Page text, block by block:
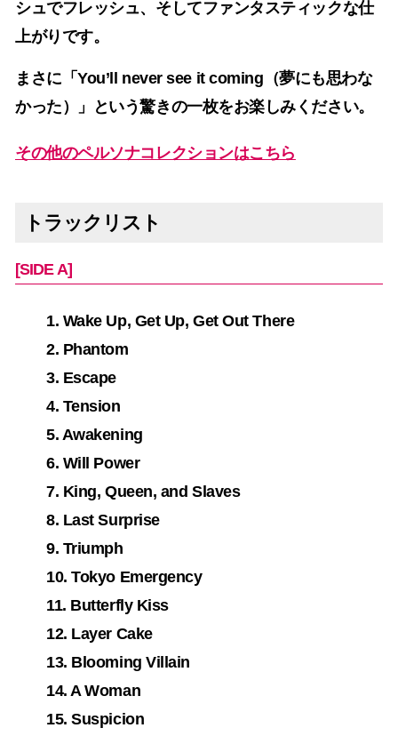
シュでフレッシュ、そしてファンタスティックな仕
上がりです。
まさに「You’ll never see it coming（夢にも思わな
かった）」という驚きの一枚をお楽しみください。
その他のペルソナコレクションはこちら
トラックリスト
[SIDE A]
1. Wake Up, Get Up, Get Out There
2. Phantom
3. Escape
4. Tension
5. Awakening
6. Will Power
7. King, Queen, and Slaves
8. Last Surprise
9. Triumph
10. Tokyo Emergency
11. Butterfly Kiss
12. Layer Cake
13. Blooming Villain
14. A Woman
15. Suspicion